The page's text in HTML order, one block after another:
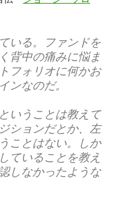
いる。ファンドを
背中の痛みに悩ま
フォリオに何かお
ンなのだ。
いうことは教えて
ションだとか、左
ことはない。しか
ていることを教え
しなかったような